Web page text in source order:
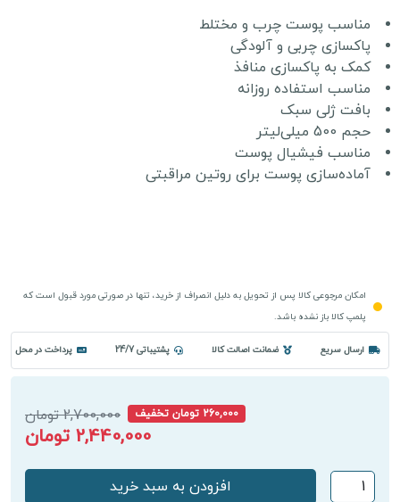
مناسب پوست چرب و مختلط
پاکسازی چربی و آلودگی
کمک به پاکسازی منافذ
مناسب استفاده روزانه
بافت ژلی سبک
حجم 500 میلی‌لیتر
مناسب فیشیال پوست
آماده‌سازی پوست برای روتین مراقبتی
امکان مرجوعی کالا پس از تحویل به دلیل انصراف از خرید، تنها در صورتی مورد قبول است که
پلمپ کالا باز نشده باشد.
ارسال سریع ضمانت اصالت کالا پشتیباتی 24/7 پرداخت در محل
260,000 تومان تخفیف 2,700,000 تومان
2,440,000 تومان
ژل
افزودن به سبد خرید